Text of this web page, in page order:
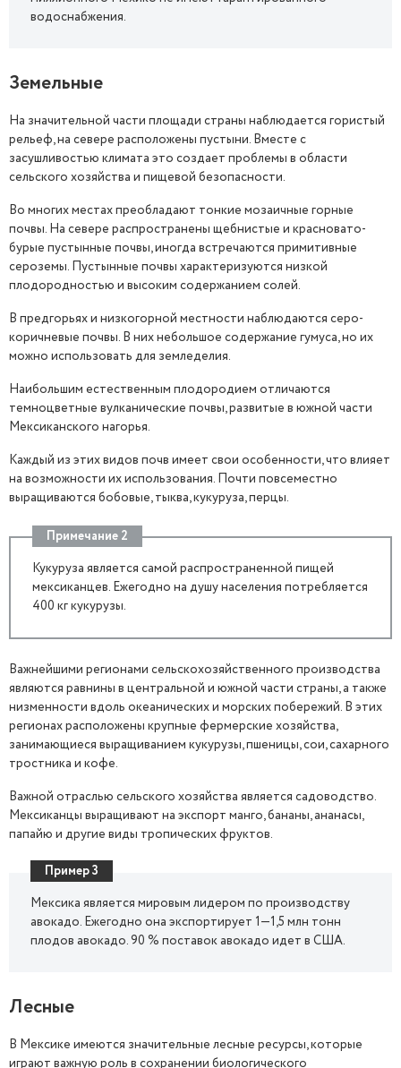
водоснабжения.
Земельные
На значительной части площади страны наблюдается гористый
рельеф, на севере расположены пустыни. Вместе с
засушливостью климата это создает проблемы в области
сельского хозяйства и пищевой безопасности.
Во многих местах преобладают тонкие мозаичные горные
почвы. На севере распространены щебнистые и красновато-
бурые пустынные почвы, иногда встречаются примитивные
сероземы. Пустынные почвы характеризуются низкой
плодородностью и высоким содержанием солей.
В предгорьях и низкогорной местности наблюдаются серо-
коричневые почвы. В них небольшое содержание гумуса, но их
можно использовать для земледелия.
Наибольшим естественным плодородием отличаются
темноцветные вулканические почвы, развитые в южной части
Мексиканского нагорья.
Каждый из этих видов почв имеет свои особенности, что влияет
на возможности их использования. Почти повсеместно
выращиваются бобовые, тыква, кукуруза, перцы.
Примечание 2
Кукуруза является самой распространенной пищей
мексиканцев. Ежегодно на душу населения потребляется
400 кг кукурузы.
Важнейшими регионами сельскохозяйственного производства
являются равнины в центральной и южной части страны, а также
низменности вдоль океанических и морских побережий. В этих
регионах расположены крупные фермерские хозяйства,
занимающиеся выращиванием кукурузы, пшеницы, сои, сахарного
тростника и кофе.
Важной отраслью сельского хозяйства является садоводство.
Мексиканцы выращивают на экспорт манго, бананы, ананасы,
папайю и другие виды тропических фруктов.
Пример 3
Мексика является мировым лидером по производству
авокадо. Ежегодно она экспортирует 1—1,5 млн тонн
плодов авокадо. 90 % поставок авокадо идет в США.
Лесные
В Мексике имеются значительные лесные ресурсы, которые
играют важную роль в сохранении биологического